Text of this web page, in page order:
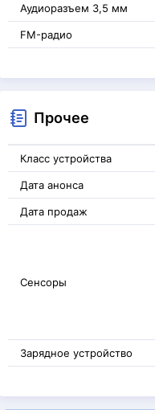
Аудиоразъем 3,5 мм
FM-радио
Прочее
Класс устройства
Дата анонса
Дата продаж
Сенсоры
Зарядное устройство